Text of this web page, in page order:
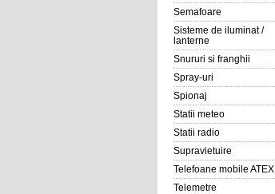
Semafoare
Sisteme de iluminat /
lanterne
Snururi si franghii
Spray-uri
Spionaj
Statii meteo
Statii radio
Supravietuire
Telefoane mobile ATEX
Telemetre